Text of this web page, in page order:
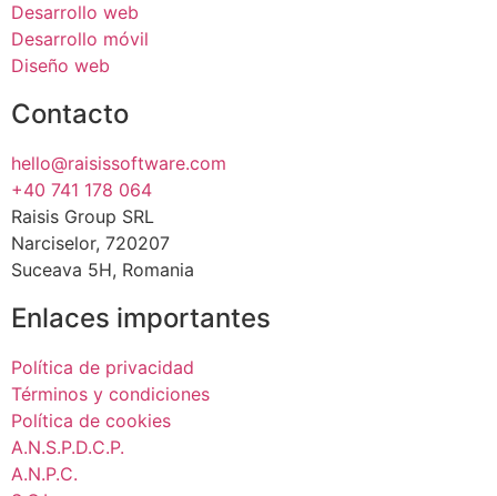
Desarrollo web
Desarrollo móvil
Diseño web
Contacto
hello@raisissoftware.com
+40 741 178 064
Raisis Group SRL
Narciselor, 720207
Suceava 5H, Romania
Enlaces importantes
Política de privacidad
Términos y condiciones
Política de cookies
A.N.S.P.D.C.P.
A.N.P.C.